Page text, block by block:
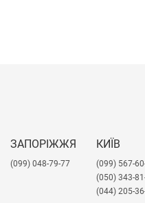
ЗАПОРІЖЖЯ
(099) 048-79-77
КИЇВ
(099) 567-
(050) 343-
(044) 205-